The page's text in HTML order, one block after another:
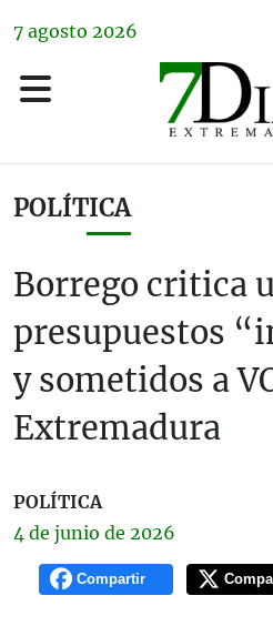
7 agosto 2026
POLÍTICA
Borrego critica
presupuestos
y sometidos a
Extremadura
POLÍTICA
4 de junio de 2026
Compartir